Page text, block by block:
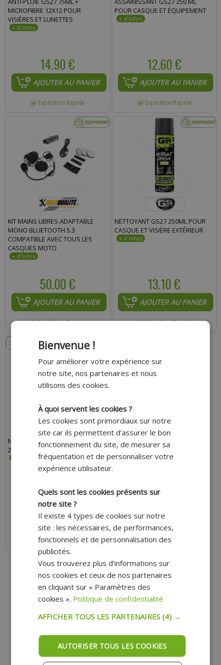
MICROFIBRE 12X12 POUR
VISIÈRES ET LUNETTES
14.90 €
AJOUTER AU PANIER
Expédition Rapide
POUR CASQUE ET ÉQUIPEMENT
12.60 €
AJOUTER AU PANIER
Expédition Rapide
KIT MAINS LIBRES ADAPTABLE
MONO BLUETOOTH 5.3
COMPATIBLE AVEC TOUS LES
CASQUES MOTO
50.00 €
AJOUTER AU PANIER
Expédition Rapide
NETTOYANT GS27 250ML POUR
CASQUE ET VISIÈRE EXTÉRIEUR
13.10 €
AJOUTER AU PANIER
Expédition Rapide
- 6%
NETTOYANT CUIR ADAPTABLE
250ML
16.20 €
17.30 €
AJOUTER AU PANIER
Expédition Rapide
Commentaire :
Bienvenue !
Pour améliorer votre expérience sur
notre site, nos partenaires et nous
utilisons des cookies.
À quoi servent les cookies ?
Les cookies sont primordiaux sur notre
site car ils permettent d’assurer le bon
fonctionnement du site, de mesurer sa
fréquentation et de personnaliser votre
expérience utilisateur.
Quels sont les cookies présents sur
notre site ?
Il existe 4 types de cookies sur notre
site : les nécessaires, de performances,
fonctionnels et de personnalisation des
publicités.
Vous trouverez plus d’informations sur
nos cookies et ceux de nos partenaires
en cliquant sur « Paramètres des
cookies ». Politique de confidentialité
AFFICHER TOUS LES PARTENAIRES(4) →
AUTORISER TOUS LES COOKIES